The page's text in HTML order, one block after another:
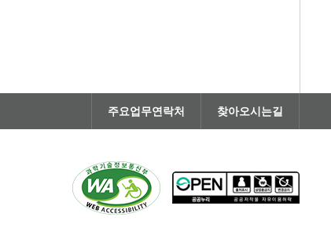
주요업무연락처 찾아오시는길